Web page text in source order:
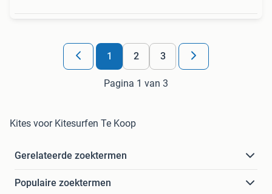
1 2 3
Pagina 1 van 3
Kites voor Kitesurfen Te Koop
Gerelateerde zoektermen
Populaire zoektermen